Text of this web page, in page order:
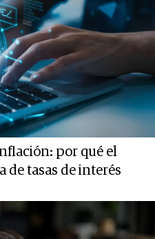
por qué el
de tasas de interés